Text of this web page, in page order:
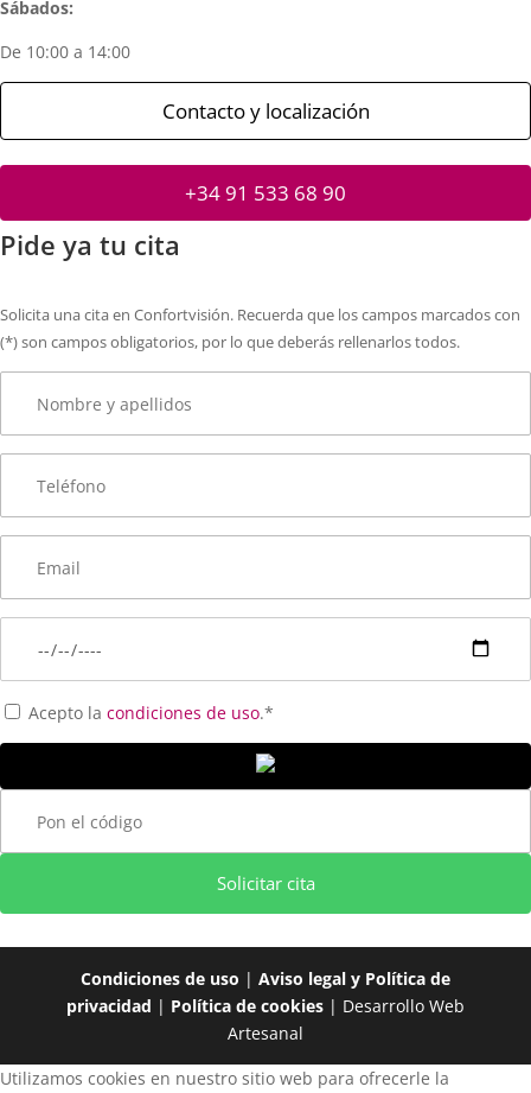
Sábados:
De 10:00 a 14:00
Contacto y localización
+34 91 533 68 90
Pide ya tu cita
Solicita una cita en Confortvisión. Recuerda que los campos marcados con
(*) son campos obligatorios, por lo que deberás rellenarlos todos.
Acepto la condiciones de uso.*
Solicitar cita
Condiciones de uso | Aviso legal y Política de
privacidad | Política de cookies| Desarrollo Web
Artesanal
Utilizamos cookies en nuestro sitio web para ofrecerle la